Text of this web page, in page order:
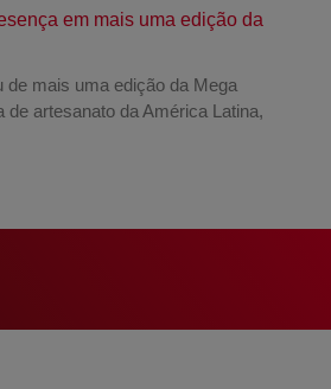
em mais uma edição da
de mais uma edição da Mega
de artesanato da América Latina,